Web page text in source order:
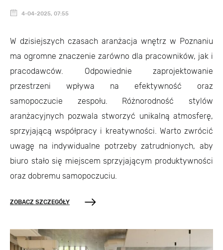
4-04-2025, 07:55
W dzisiejszych czasach aranżacja wnętrz w Poznaniu
ma ogromne znaczenie zarówno dla pracowników, jak i
pracodawców. Odpowiednie zaprojektowanie
przestrzeni wpływa na efektywność oraz
samopoczucie zespołu. Różnorodność stylów
aranżacyjnych pozwala stworzyć unikalną atmosferę,
sprzyjającą współpracy i kreatywności. Warto zwrócić
uwagę na indywidualne potrzeby zatrudnionych, aby
biuro stało się miejscem sprzyjającym produktywności
oraz dobremu samopoczuciu.
ZOBACZ SZCZEGÓŁY